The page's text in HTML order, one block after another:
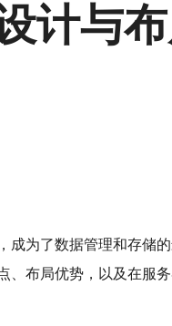
计与
为了数据管理和存储
布局优势，以及在服